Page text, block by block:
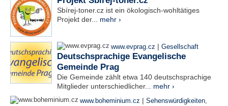
Sbírej-toner.cz ist ein ökologisch-wohltätiges
Projekt der... mehr ›
www.evprag.cz | Gesellschaft
Deutschsprachige Evangelische
Gemeinde Prag
Die Gemeinde zählt etwa 140 deutschsprachige
Mitglieder unterschiedlicher... mehr ›
www.boheminium.cz | Sehenswürdigkeiten,